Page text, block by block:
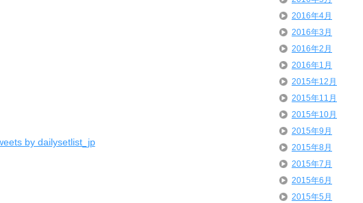
by dailysetlist_jp
2016年4月
2016年3月
2016年2月
2016年1月
2015年12月
2015年11月
2015年10月
2015年9月
2015年8月
2015年7月
2015年6月
2015年5月